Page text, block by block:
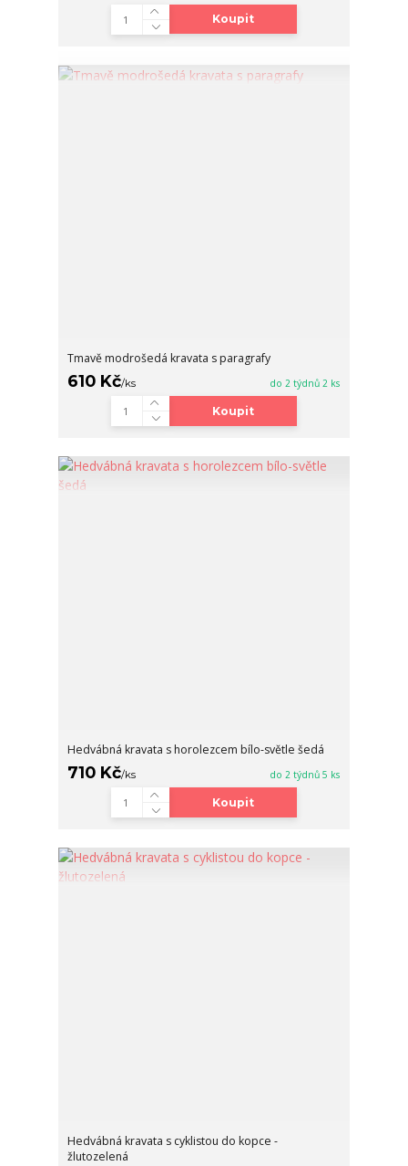
Koupit
Tmavě modrošedá kravata s paragrafy
610 Kč/ks do 2 týdnů 2 ks
Koupit
Hedvábná kravata s horolezcem bílo-světle šedá
710 Kč/ks do 2 týdnů 5 ks
Koupit
Hedvábná kravata s cyklistou do kopce -
žlutozelená